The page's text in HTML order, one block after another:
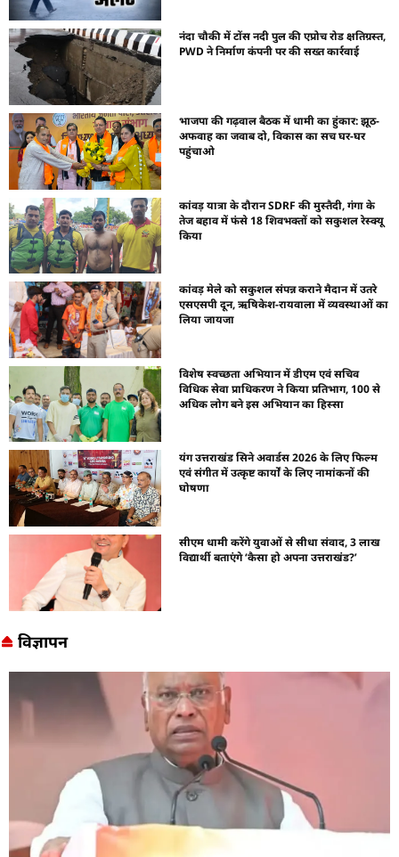
नंदा चौकी में टोंस नदी पुल की एप्रोच रोड क्षतिग्रस्त,
PWD ने निर्माण कंपनी पर की सख्त कार्रवाई
भाजपा की गढ़वाल बैठक में धामी का हुंकार: झूठ-
अफवाह का जवाब दो, विकास का सच घर-घर
पहुंचाओ
कांवड़ यात्रा के दौरान SDRF की मुस्तैदी, गंगा के
तेज बहाव में फंसे 18 शिवभक्तों को सकुशल रेस्क्यू
किया
कांवड़ मेले को सकुशल संपन्न कराने मैदान में उतरे
एसएसपी दून, ऋषिकेश-रायवाला में व्यवस्थाओं का
लिया जायजा
विशेष स्वच्छता अभियान में डीएम एवं सचिव
विधिक सेवा प्राधिकरण ने किया प्रतिभाग, 100 से
अधिक लोग बने इस अभियान का हिस्सा
यंग उत्तराखंड सिने अवार्डस 2026 के लिए फिल्म
एवं संगीत में उत्कृष्ट कार्यों के लिए नामांकनों की
घोषणा
सीएम धामी करेंगे युवाओं से सीधा संवाद, 3 लाख
विद्यार्थी बताएंगे ‘कैसा हो अपना उत्तराखंड?’
विज्ञापन